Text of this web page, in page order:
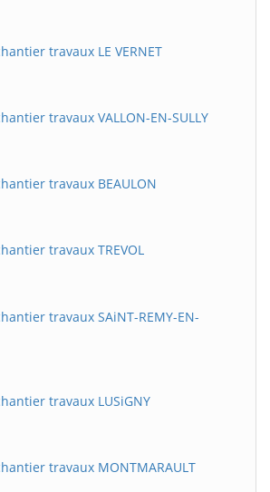
travaux LE VERNET
travaux VALLON-EN-SULLY
travaux BEAULON
travaux TREVOL
travaux SAiNT-REMY-EN-
travaux LUSiGNY
travaux MONTMARAULT